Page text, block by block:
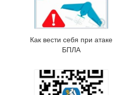
Как вести себя при атаке
БПЛА